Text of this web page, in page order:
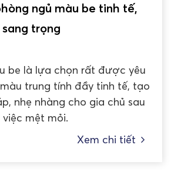
ngủ màu be tinh tế,
trọng
be là lựa chọn rất được yêu
trung tính đầy tinh tế, tạo
nhẹ nhàng cho gia chủ sau
mệt mỏi.
Xem chi tiết